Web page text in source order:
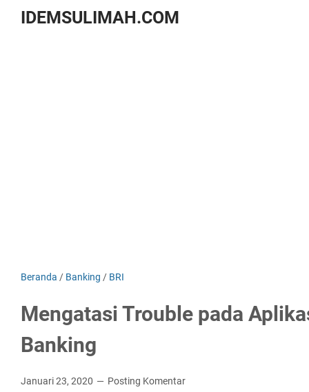
IDEMSULIMAH.COM
Beranda / Banking / BRI
Mengatasi Trouble pada
Banking
Januari 23, 2020 Posting Komentar